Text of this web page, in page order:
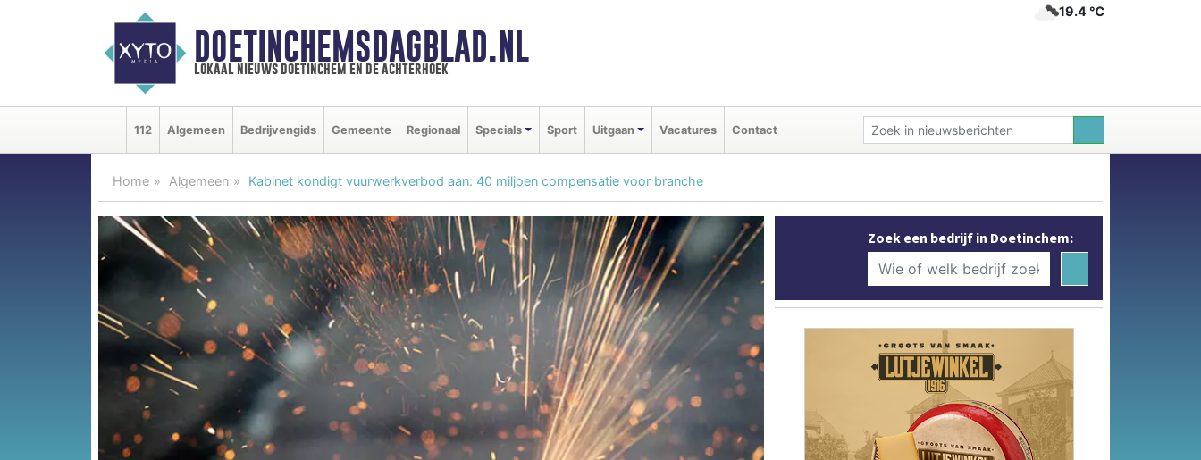
DOETINCHEMSDAGBLAD.NL
lokaal nieuws doetinchem en de achterhoek
19.4 ℃
112 Algemeen Bedrijvengids Gemeente Regionaal Specials Sport Uitgaan Vacatures Contact
Home Algemeen Kabinet kondigt vuurwerkverbod aan: 40 miljoen compensatie voor branche
Zoek een bedrijf in Doetinchem: